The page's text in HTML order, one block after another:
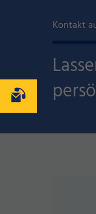
Kontakt
Kontakt